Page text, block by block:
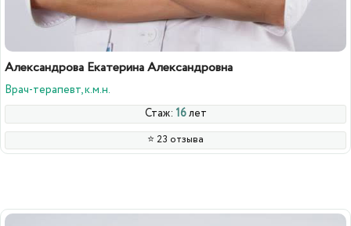
Александрова Екатерина Александровна
Врач-терапевт, к.м.н.
Стаж: 16лет
⭐️ 23 отзыва